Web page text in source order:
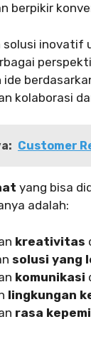
berpikir
solusi inovatif
ide
kolaborasi
Customer
yang bisa
adalah:
kreativitas
solusi yang
komunikasi
lingkungan
rasa